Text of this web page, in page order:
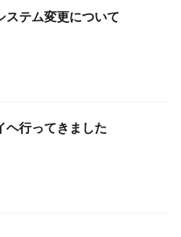
ステム変更について
ヘ行ってきました